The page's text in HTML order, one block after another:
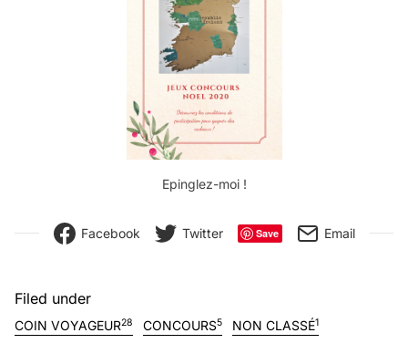
Epinglez-moi !
Facebook Twitter Save Email
Filed under
COIN VOYAGEUR28 CONCOURS5 NON CLASSÉ1